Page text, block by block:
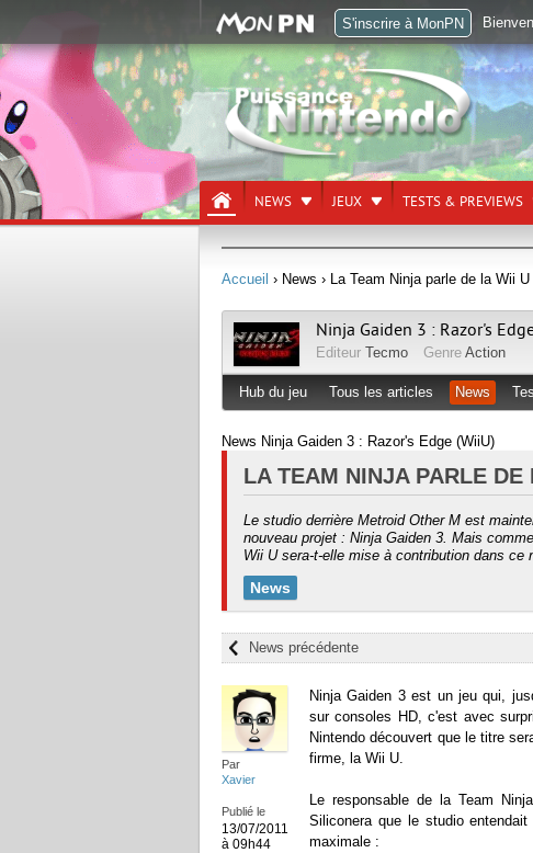
NEWS JEUX TESTS & PREVIEWS
Accueil › News › La Team Ninja parle de la Wii U
Ninja Gaiden 3 : Razor's
Editeur Tecmo Genre Action
Hub du jeu Tous les articles News
News Ninja Gaiden 3 : Razor's Edge (WiiU)
LA TEAM NINJA PARLE DE
Le studio derrière Metroid Other M est
nouveau projet : Ninja Gaiden 3. Mais
Wii U sera-t-elle mise à contribution dans ce
News
News précédente
Par
Xavier
Publié le
13/07/2011
à 09h44
Ninja Gaiden 3 est un jeu qui,
sur consoles HD, c'est avec
Nintendo découvert que le titre
firme, la Wii U.
Le responsable de la Team
Siliconera que le studio
maximale :
S'inscrire à MonPN